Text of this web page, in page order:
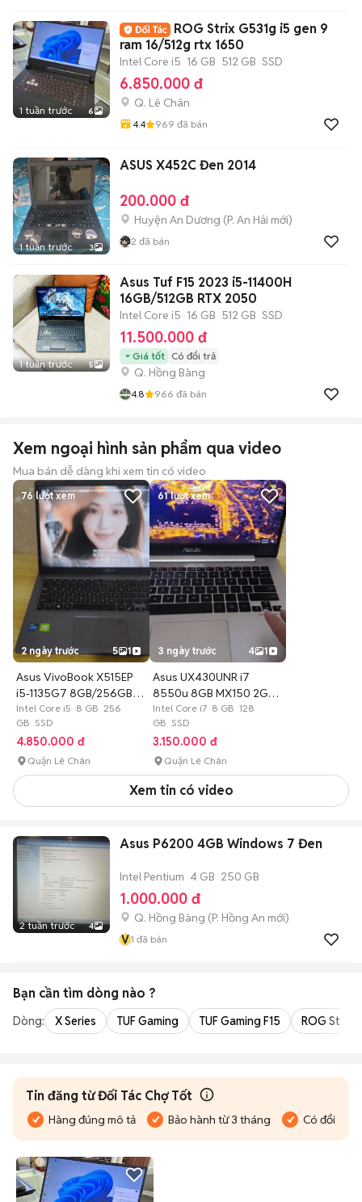
1 tuần trước 6
ROG Strix G531g i5 gen 9
ram 16/512g rtx 1650
Intel Core i5 16 GB 512 GB SSD
6.850.000 đ
Q. Lê Chân
4.4 969 đã bán
1 tuần trước 3
ASUS X452C Đen 2014
200.000 đ
Huyện An Dương (P. An Hải mới)
2 đã bán
1 tuần trước 5
Asus Tuf F15 2023 i5-11400H
16GB/512GB RTX 2050
Intel Core i5 16 GB 512 GB SSD
11.500.000 đ
Giá tốt Có đổi trả
Q. Hồng Bàng
4.8 966 đã bán
Xem ngoại hình sản phẩm qua video
Mua bán dễ dàng khi xem tin có video
76lượt xem
2 ngày trước 5 1
Asus VivoBook X515EP
i5-1135G7 8GB/256GB
Like New
Intel Core i5 8 GB 256
GB SSD
4.850.000 đ
Quận Lê Chân
61lượt xem
3 ngày trước 4 1
Asus UX430UNR i7
8550u 8GB MX150 2GB
Vàng
Intel Core i7 8 GB 128
GB SSD
3.150.000 đ
Quận Lê Chân
Xem tin có video
2 tuần trước 4
Asus P6200 4GB Windows 7 Đen
Intel Pentium 4 GB 250 GB
1.000.000 đ
Q. Hồng Bàng (P. Hồng An mới)
V1 đã bán
Bạn cần tìm dòng nào ?
Dòng: X Series TUF Gaming TUF Gaming F15 ROG Strix
Tin đăng từ Đối Tác Chợ Tốt
Hàng đúng mô tả Bảo hành từ 3 tháng Có đổi trả